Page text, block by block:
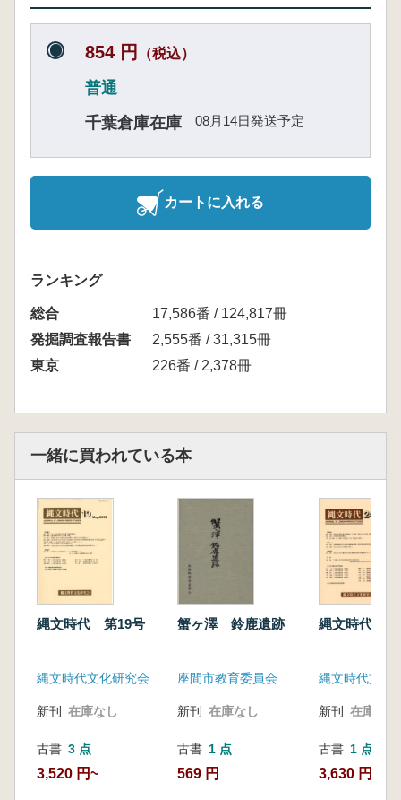
854 円 （税込）
普通
千葉倉庫在庫
08月14日発送予定
カートに入れる
ランキング
総合
17,586番 / 124,817冊
発掘調査報告書
2,555番 / 31,315冊
東京
226番 / 2,378冊
一緒に買われている本
縄文時代 第19号
縄文時代文化研究会
新刊 在庫なし
古書 3 点
3,520 円~
蟹ヶ澤 鈴鹿遺跡
座間市教育委員会
新刊 在庫なし
古書 1 点
569 円
縄文時代 第
縄文時代文化
新刊 在庫なし
古書 1 点
3,630 円